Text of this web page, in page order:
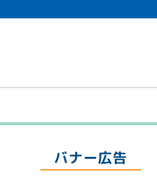
バナー広告